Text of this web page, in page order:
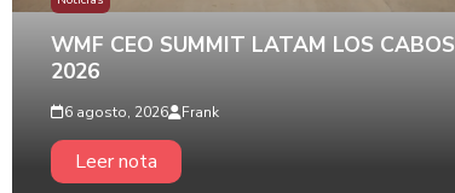
WMF CEO SUMMIT LATAM LOS CABOS
2026
6 agosto, 2026 Frank
Leer nota